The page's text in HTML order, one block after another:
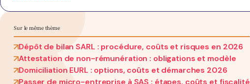
Sur le même thème
Dépôt de bilan SARL : procédure, coûts et risques en 2026
Attestation de non-rémunération : obligations et modèle
Domiciliation EURL : options, coûts et démarches 2026
Passer de micro-entreprise à SAS : étapes, coûts et fiscalité